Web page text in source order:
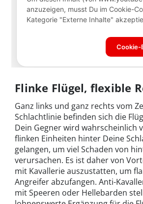
Flinke Flügel, flexible
Ganz links und ganz rechts vom
Schlachtlinie befinden sich die
Dein Gegner wird wahrscheinlich
flinken Einheiten hinter Deine
gelangen, um viel Schaden von
verursachen. Es ist daher von
mit Kavallerie auszustatten, um
Angreifer abzufangen. Anti-
mit Speeren oder Hellebarden